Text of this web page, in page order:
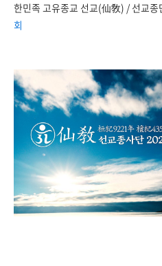
한민족 고유종교 선교(仙敎) / 선교종
회